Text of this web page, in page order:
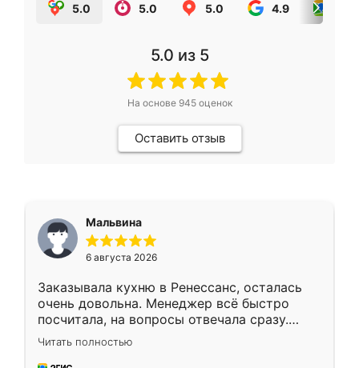
5.0 5.0 5.0 4.9
5.0 из 5
На основе 945оценок
Оставить отзыв
Мальвина
6 августа 2026
Заказывала кухню в Ренессанс, осталась
очень довольна. Менеджер всё быстро
посчитала, на вопросы отвечала сразу.
Замерщик приехал в субботу, подошёл к
делу со всей ответственностью. Собрали
Читать полностью